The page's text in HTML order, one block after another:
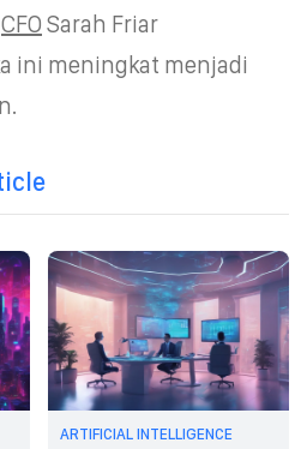
CFO Sarah Friar
ini meningkat menjadi
ARTIFICIAL INTELLIGENCE